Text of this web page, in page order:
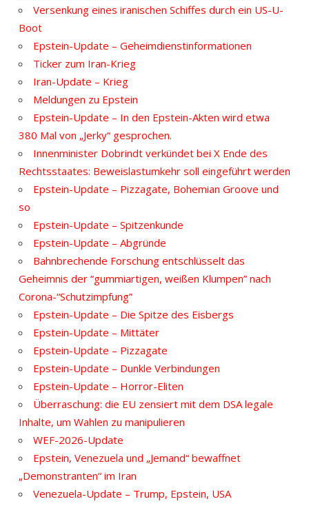
Versenkung eines iranischen Schiffes durch ein US-U-
Boot
Epstein-Update – Geheimdienstinformationen
Ticker zum Iran-Krieg
Iran-Update – Krieg
Meldungen zu Epstein
Epstein-Update – In den Epstein-Akten wird etwa
380 Mal von „Jerky“ gesprochen.
Innenminister Dobrindt verkündet bei X Ende des
Rechtsstaates: Beweislastumkehr soll eingeführt werden
Epstein-Update – Pizzagate, Bohemian Groove und
so
Epstein-Update – Spitzenkunde
Epstein-Update – Abgründe
Bahnbrechende Forschung entschlüsselt das
Geheimnis der “gummiartigen, weißen Klumpen” nach
Corona-“Schutzimpfung”
Epstein-Update – Die Spitze des Eisbergs
Epstein-Update – Mittäter
Epstein-Update – Pizzagate
Epstein-Update – Dunkle Verbindungen
Epstein-Update – Horror-Eliten
Überraschung: die EU zensiert mit dem DSA legale
Inhalte, um Wahlen zu manipulieren
WEF-2026-Update
Epstein, Venezuela und „Jemand“ bewaffnet
„Demonstranten“ im Iran
Venezuela-Update – Trump, Epstein, USA